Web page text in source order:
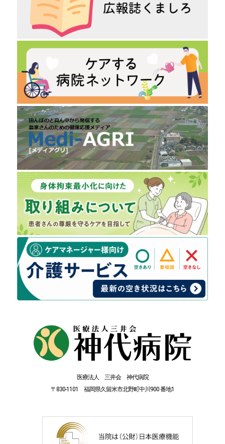
医療法人 三井会 神代病院
〒830-1101 福岡県久留米市北野町中川900 番地1